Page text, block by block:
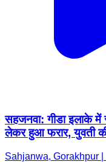
सहजनवा: गीडा इलाके में
लेकर हुआ फरार, युवती
Sahjanwa, Gorakhpur